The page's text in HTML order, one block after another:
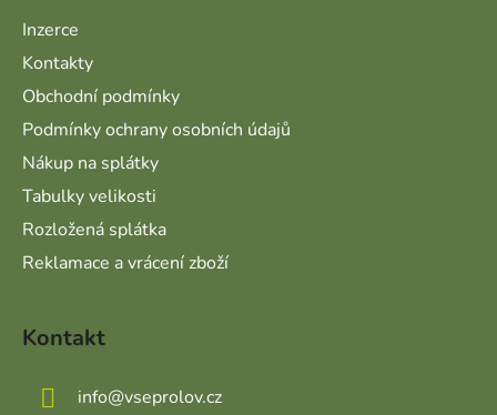
Inzerce
Kontakty
Obchodní podmínky
Podmínky ochrany osobních údajů
Nákup na splátky
Tabulky velikosti
Rozložená splátka
Reklamace a vrácení zboží
Kontakt
info@vseprolov.cz